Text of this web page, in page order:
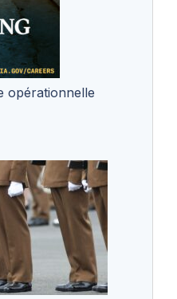
opérationnelle